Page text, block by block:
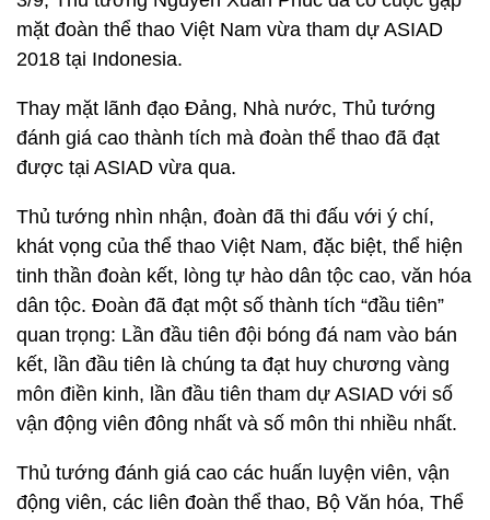
mặt đoàn thể thao Việt Nam vừa tham dự ASIAD
2018 tại Indonesia.
Thay mặt lãnh đạo Đảng, Nhà nước, Thủ tướng
đánh giá cao thành tích mà đoàn thể thao đã đạt
được tại ASIAD vừa qua.
Thủ tướng nhìn nhận, đoàn đã thi đấu với ý chí,
khát vọng của thể thao Việt Nam, đặc biệt, thể hiện
tinh thần đoàn kết, lòng tự hào dân tộc cao, văn hóa
dân tộc. Đoàn đã đạt một số thành tích “đầu tiên”
quan trọng: Lần đầu tiên đội bóng đá nam vào bán
kết, lần đầu tiên là chúng ta đạt huy chương vàng
môn điền kinh, lần đầu tiên tham dự ASIAD với số
vận động viên đông nhất và số môn thi nhiều nhất.
Thủ tướng đánh giá cao các huấn luyện viên, vận
động viên, các liên đoàn thể thao, Bộ Văn hóa, Thể